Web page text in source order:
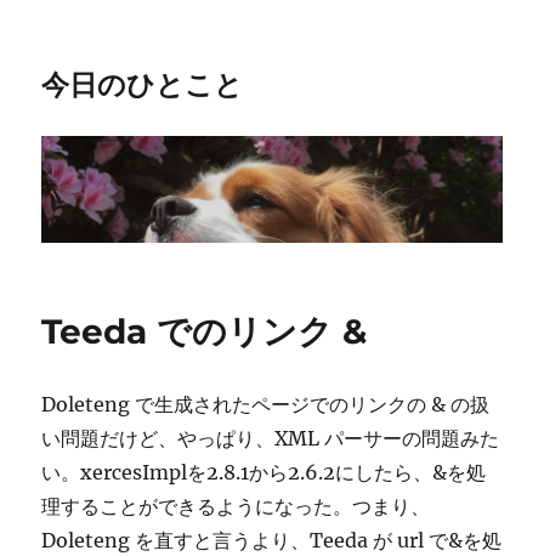
今日のひとこと
Teeda でのリンク &
Doleteng で生成されたページでのリンクの & の扱
い問題だけど、やっぱり、XML パーサーの問題みた
い。xercesImplを2.8.1から2.6.2にしたら、&を処
理することができるようになった。つまり、
Doleteng を直すと言うより、Teeda が url で&を処